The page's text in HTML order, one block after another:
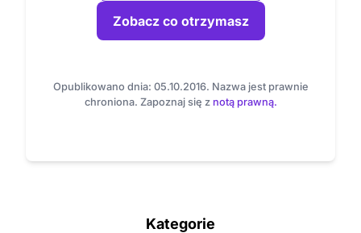
Zobacz co otrzymasz
Opublikowano dnia: 05.10.2016. Nazwa jest prawnie
chroniona. Zapoznaj się z notą prawną.
Kategorie